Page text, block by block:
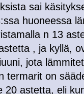
sai
huoneessa
n 13
, ja kyllä,
jota
termarit on
20 astetta, eli